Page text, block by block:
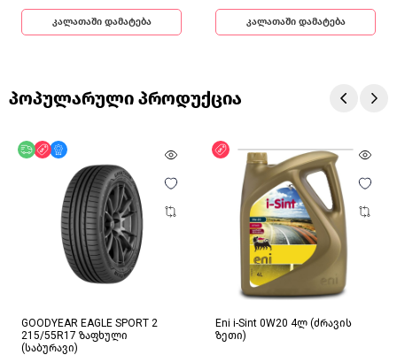
კალათაში დამატება კალათაში დამატება
პოპულარული პროდუქცია
უფასო მიწოდება
ფასდაკლება
GOODYEAR EAGLE SPORT 2
215/55R17 ზაფხული
(საბურავი)
ფასდაკლება
Eni i-Sint 0W20 4ლ (ძრავის
ზეთი)